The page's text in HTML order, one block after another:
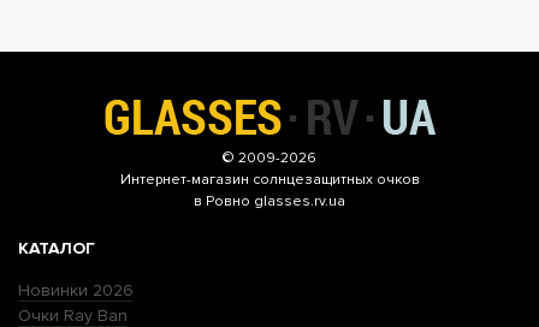
© 2009-2026
Интернет-магазин солнцезащитных очков
в Ровно glasses.rv.ua
КАТАЛОГ
Новинки 2026
Очки Ray Ban